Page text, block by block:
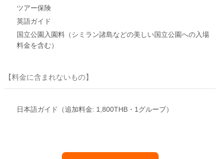
ツアー保険
英語ガイド
国立公園入園料（シミラン諸島などの美しい国立公園への入場
料金を含む）
【料金に含まれないもの】
日本語ガイド（追加料金: 1,800THB・1グループ）